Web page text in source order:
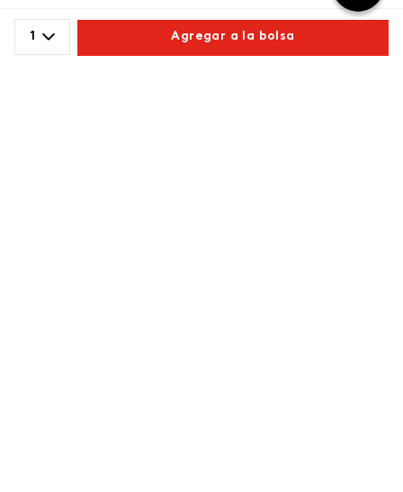
1 Agregar a la bolsa
Cargando comentarios…